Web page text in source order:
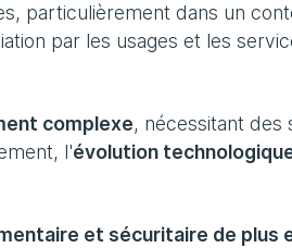
particulièrement dans un
par les usages et les
complexe, nécessitant des
l'évolution
et sécuritaire de plus